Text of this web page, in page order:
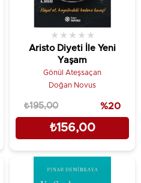
Aristo Diyeti İle Yeni
Yaşam
★ ★ ★ ★ ★
Gönül Ateşsaçan
Doğan Novus
₺156,00
₺195,00 %20